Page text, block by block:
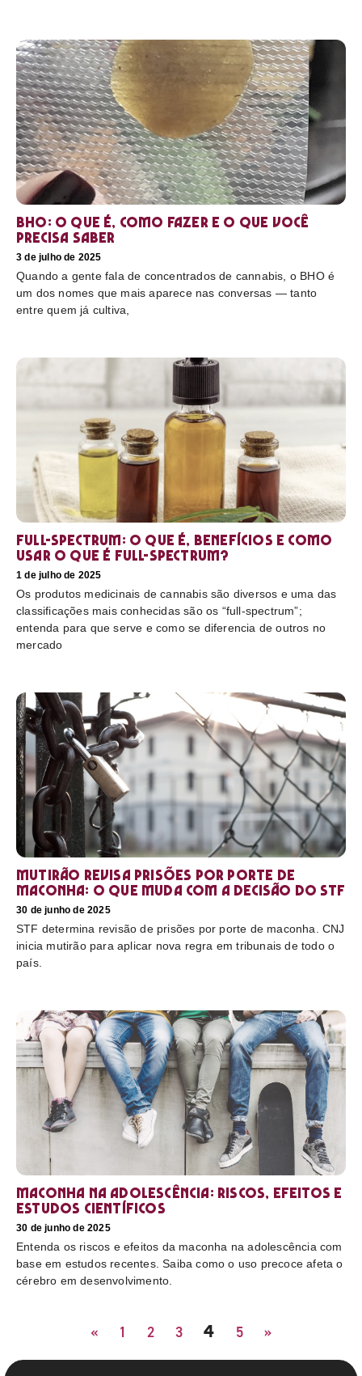
BHO: o que é, como fazer e o que você
precisa saber
3 de julho de 2025
Quando a gente fala de concentrados de cannabis, o BHO é
um dos nomes que mais aparece nas conversas — tanto
entre quem já cultiva,
Full-Spectrum: O que é, benefícios e como
usar O que é full-spectrum?
1 de julho de 2025
Os produtos medicinais de cannabis são diversos e uma das
classificações mais conhecidas são os “full-spectrum”;
entenda para que serve e como se diferencia de outros no
mercado
Mutirão revisa prisões por porte de
maconha: o que muda com a decisão do STF
30 de junho de 2025
STF determina revisão de prisões por porte de maconha. CNJ
inicia mutirão para aplicar nova regra em tribunais de todo o
país.
Maconha na adolescência: riscos, efeitos e
estudos científicos
30 de junho de 2025
Entenda os riscos e efeitos da maconha na adolescência com
base em estudos recentes. Saiba como o uso precoce afeta o
cérebro em desenvolvimento.
« 1 2 3 4 5 »